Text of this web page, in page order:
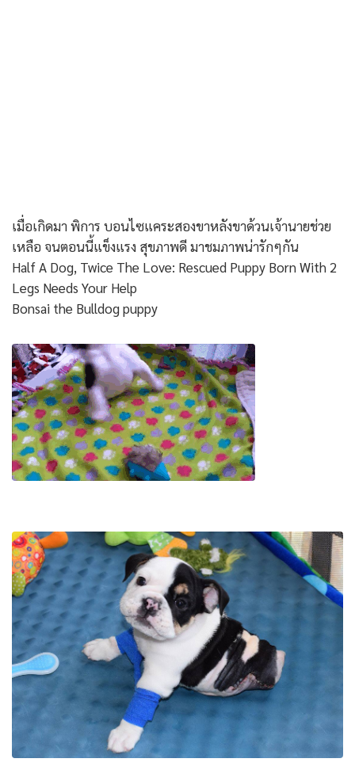
เมื่อเกิดมา พิการ บอนไซแคระสองขาหลังขาด้วนเจ้านายช่วย
เหลือ จนตอนนี้แข็งแรง สุขภาพดี มาชมภาพน่ารักๆกัน
Half A Dog, Twice The Love: Rescued Puppy Born With 2
Legs Needs Your Help
Bonsai the Bulldog puppy